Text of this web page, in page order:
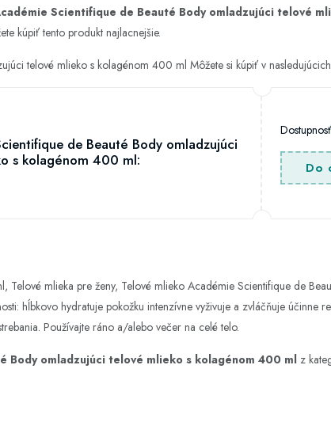
Scientifique de Beauté Body omladzujúci telové
kúpiť tento produkt najlacnejšie.
telové mlieko s kolagénom 400 ml Môžete si kúpiť v
de Beauté Body omladzujúci
s kolagénom 400 ml:
Do
mlieka pre ženy, Telové mlieko Académie Scientifique de
hĺbkovo hydratuje pokožku intenzívne vyživuje a zvláčňuje účinne
Používajte ráno a/alebo večer na celé telo.
Body omladzujúci telové mlieko s kolagénom 400 ml z